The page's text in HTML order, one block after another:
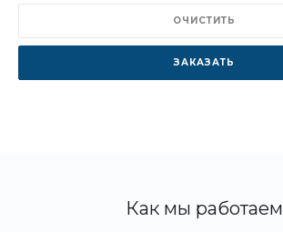
ОЧИСТИТЬ
ЗАКАЗАТЬ
Как мы работаем